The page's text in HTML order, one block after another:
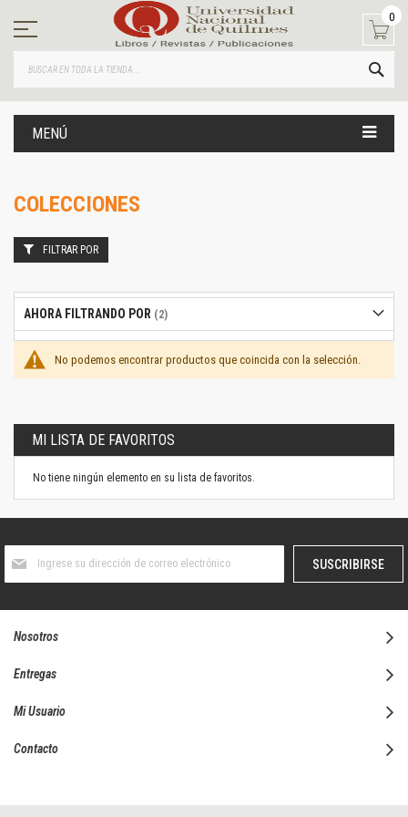
contenido
0
MENÚ
COLECCIONES
No podemos encontrar productos que coincida con la selección.
FILTRAR POR
AHORA FILTRANDO POR
MI LISTA DE FAVORITOS
No tiene ningún elemento en su lista de favoritos.
boletín
SUSCRIBIRSE
Nosotros
Entregas
Mi Usuario
Contacto